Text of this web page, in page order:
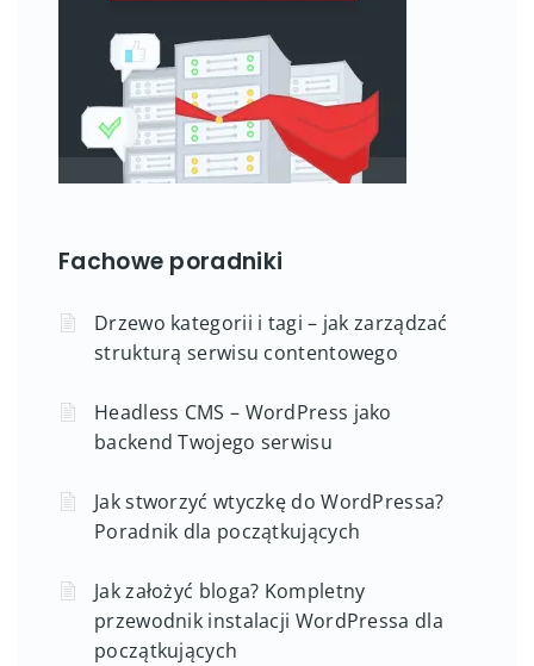
Fachowe poradniki
Drzewo kategorii i tagi – jak zarządzać
strukturą serwisu contentowego
Headless CMS – WordPress jako
backend Twojego serwisu
Jak stworzyć wtyczkę do WordPressa?
Poradnik dla początkujących
Jak założyć bloga? Kompletny
przewodnik instalacji WordPressa dla
początkujących